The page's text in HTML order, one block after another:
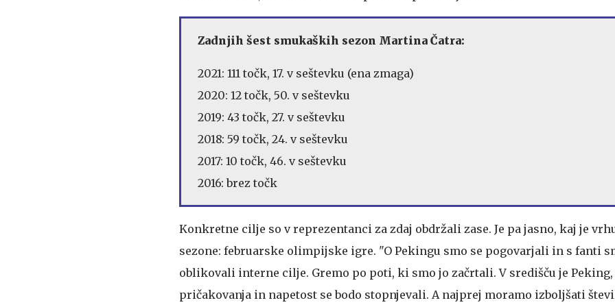
Zadnjih šest smukaških sezon Martina Čatra:
2021: 111 točk, 17. v seštevku (ena zmaga)
2020: 12 točk, 50. v seštevku
2019: 43 točk, 27. v seštevku
2018: 59 točk, 24. v seštevku
2017: 10 točk, 46. v seštevku
2016: brez točk
Konkretne cilje so v reprezentanci za zdaj obdržali zase. Je pa jasno, kaj je
sezone: februarske olimpijske igre. "O Pekingu smo se pogovarjali in s fanti
oblikovali interne cilje. Gremo po poti, ki smo jo začrtali. V središču je Peking,
pričakovanja in napetost se bodo stopnjevali. A najprej moramo izboljšati